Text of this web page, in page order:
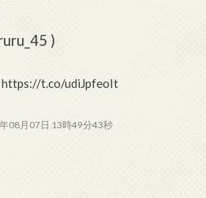
)
https://t.co/udiJpfeoIt
08月07日 13時49分43秒